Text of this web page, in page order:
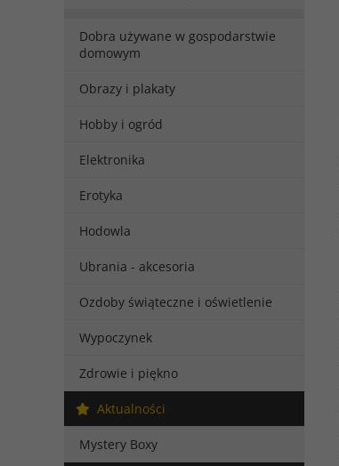
Dobra używane w gospodarstwie
domowym
Obrazy i plakaty
Hobby i ogród
Elektronika
Erotyka
Hodowla
Ubrania - akcesoria
Ozdoby świąteczne i oświetlenie
Wypoczynek
Zdrowie i piękno
Aktualności
Mystery Boxy